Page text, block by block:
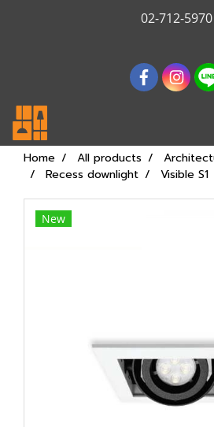
02-712-5970
Home All products
Recess downlight
Visible S1
New